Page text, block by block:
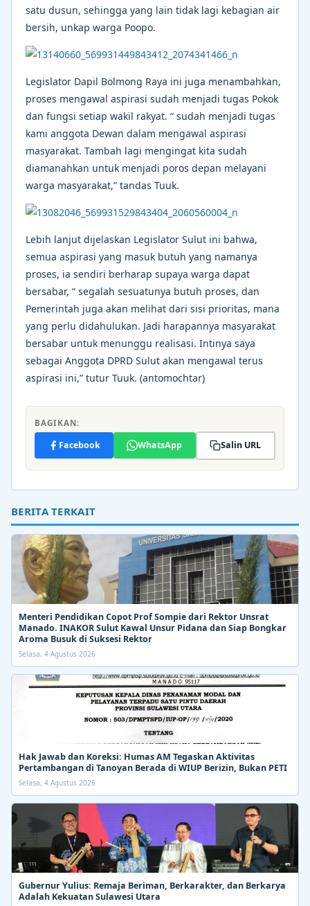
satu dusun, sehingga yang lain tidak lagi kebagian air
bersih, unkap warga Poopo.
Legislator Dapil Bolmong Raya ini juga menambahkan,
proses mengawal aspirasi sudah menjadi tugas Pokok
dan fungsi setiap wakil rakyat. “ sudah menjadi tugas
kami anggota Dewan dalam mengawal aspirasi
masyarakat. Tambah lagi mengingat kita sudah
diamanahkan untuk menjadi poros depan melayani
warga masyarakat,” tandas Tuuk.
Lebih lanjut dijelaskan Legislator Sulut ini bahwa,
semua aspirasi yang masuk butuh yang namanya
proses, ia sendiri berharap supaya warga dapat
bersabar, “ segalah sesuatunya butuh proses, dan
Pemerintah juga akan melihat dari sisi prioritas, mana
yang perlu didahulukan. Jadi harapannya masyarakat
bersabar untuk menunggu realisasi. Intinya saya
sebagai Anggota DPRD Sulut akan mengawal terus
aspirasi ini,” tutur Tuuk. (antomochtar)
BAGIKAN:
Facebook WhatsApp Salin URL
BERITA TERKAIT
Menteri Pendidikan Copot Prof Sompie dari Rektor Unsrat
Manado. INAKOR Sulut Kawal Unsur Pidana dan Siap Bongkar
Aroma Busuk di Suksesi Rektor
Selasa, 4 Agustus 2026
Hak Jawab dan Koreksi: Humas AM Tegaskan Aktivitas
Pertambangan di Tanoyan Berada di WIUP Berizin, Bukan PETI
Selasa, 4 Agustus 2026
Gubernur Yulius: Remaja Beriman, Berkarakter, dan Berkarya
Adalah Kekuatan Sulawesi Utara